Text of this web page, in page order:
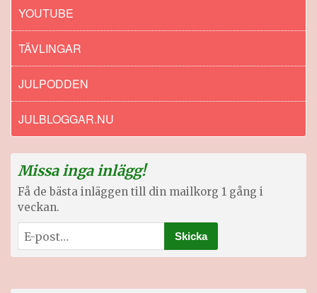
YOUTUBE
TÄVLINGAR
JULPODDEN
JULBLOGGAR.NU
Missa inga inlägg!
Få de bästa inläggen till din mailkorg 1 gång i
veckan.